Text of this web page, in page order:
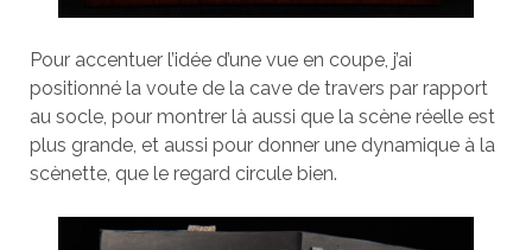
Pour accentuer l’idée d’une vue en coupe, j’ai
positionné la voute de la cave de travers par rapport
au socle, pour montrer là aussi que la scène réelle est
plus grande, et aussi pour donner une dynamique à la
scènette, que le regard circule bien.